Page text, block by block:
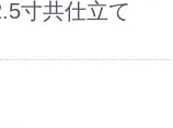
寸共仕立て